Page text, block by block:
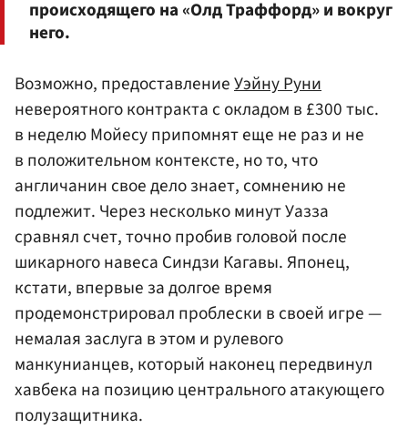
происходящего на «Олд Траффорд» и вокруг
него.
Возможно, предоставлениеУэйну Руни
невероятного контракта с окладом в £300 тыс.
в неделю Мойесу припомнят еще не раз и не
в положительном контексте, но то, что
англичанин свое дело знает, сомнению не
подлежит. Через несколько минут Уазза
сравнял счет, точно пробив головой после
шикарного навеса Синдзи Кагавы. Японец,
кстати, впервые за долгое время
продемонстрировал проблески в своей игре —
немалая заслуга в этом и рулевого
манкунианцев, который наконец передвинул
хавбека на позицию центрального атакующего
полузащитника.